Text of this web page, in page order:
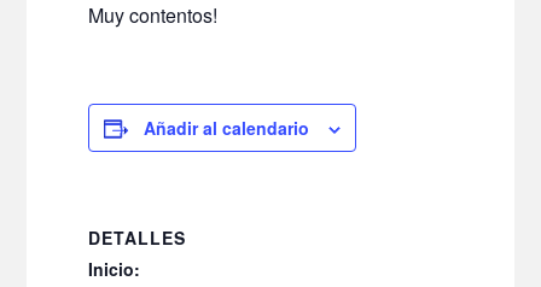
Muy contentos!
Añadir al calendario
DETALLES
Inicio: